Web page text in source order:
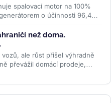
spalovací motor na 100%
o účinnosti 96,4
než doma.
ale růst přišel výhradně
převážil domácí prodeje,